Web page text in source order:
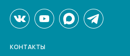
КОНТАКТЫ